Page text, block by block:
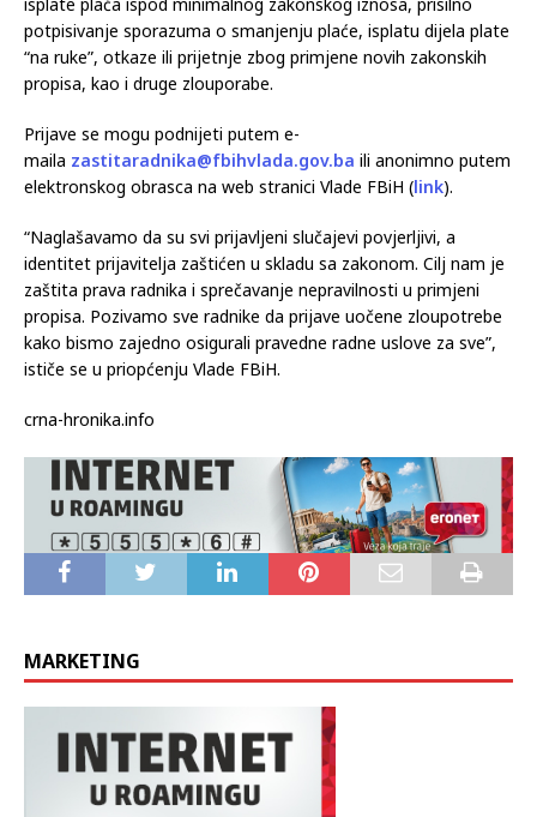
FBiH za odnose s javnošću.
Svi radnici sada mogu prijaviti različite nepravilnosti, uključujući
isplate plaća ispod minimalnog zakonskog iznosa, prisilno
“na ruke”, otkaze ili prijetnje zbog primjene novih zakonskih
propisa, kao i druge zlouporabe.
mailazastitaradnika@fbihvlada.gov.baili anonimno putem
elektronskog obrasca na web stranici Vlade FBiH (link).
“Naglašavamo da su svi prijavljeni slučajevi povjerljivi, a
identitet prijavitelja zaštićen u skladu sa zakonom. Cilj nam je
zaštita prava radnika i sprečavanje nepravilnosti u primjeni
kako bismo zajedno osigurali pravedne radne uslove za sve”,
ističe se u priopćenju Vlade FBiH.
crna-hronika.info
MARKETING